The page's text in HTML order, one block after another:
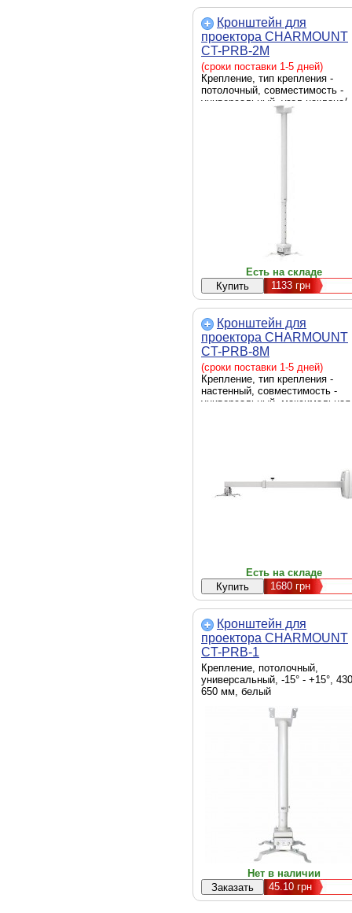
Кронштейн для
проектора CHARMOUNT
CT-PRB-2M
(сроки поставки 1-5 дней)
Крепление, тип крепления -
потолочный, совместимость -
универсальный, угол наклона/
поворота - -15° - +15°,
Есть на складе
1133грн
Кронштейн для
проектора CHARMOUNT
CT-PRB-8M
(сроки поставки 1-5 дней)
Крепление, тип крепления -
настенный, совместимость -
универсальный, максимальная
Есть на складе
1680 грн
Кронштейн для
проектора CHARMOUNT
CT-PRB-1
Крепление, потолочный,
универсальный, -15° - +15°,
650 мм, белый
Нет в наличии
45.10 грн